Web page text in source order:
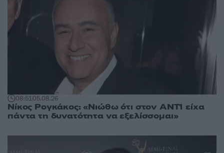
08:5105.08.26
Νίκος Ρογκάκος: «Νιώθω ότι στον ΑΝΤ1 είχα
πάντα τη δυνατότητα να εξελίσσομαι»